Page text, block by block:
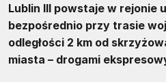
Lublin III powstaje w rejonie
bezpośrednio przy trasie
odległości 2 km od
miasta – drogami